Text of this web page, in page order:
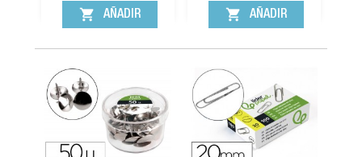
shopping_cart AÑADIR shopping_cart AÑADIR